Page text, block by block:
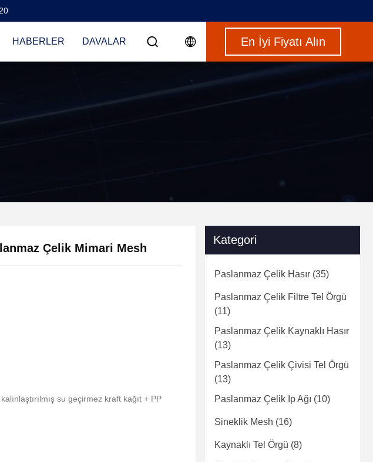
HABERLER DAVALAR En İyi Fiyatı Alın
Çelik Mimari Mesh
su geçirmez kraft kağıt + PP
Kategori
Paslanmaz Çelik Hasır (35)
Paslanmaz Çelik Filtre Tel Örgü
(11)
Paslanmaz Çelik Kaynaklı Hasır
(13)
Paslanmaz Çelik Çivisi Tel Örgü
(13)
Paslanmaz Çelik Ip Ağı (10)
Sineklik Mesh (16)
Kaynaklı Tel Örgü (8)